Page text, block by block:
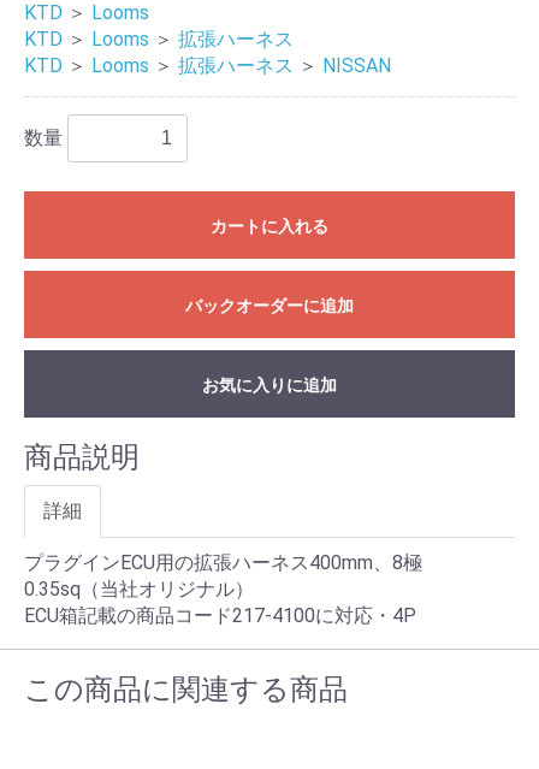
KTD ＞ Looms
KTD ＞ Looms ＞ 拡張ハーネス
KTD ＞ Looms ＞ 拡張ハーネス ＞ NISSAN
数量
カートに入れる
バックオーダーに追加
お気に入りに追加
商品説明
詳細
プラグインECU用の拡張ハーネス400mm、8極
0.35sq（当社オリジナル）
ECU箱記載の商品コード217-4100に対応・4P
この商品に関連する商品